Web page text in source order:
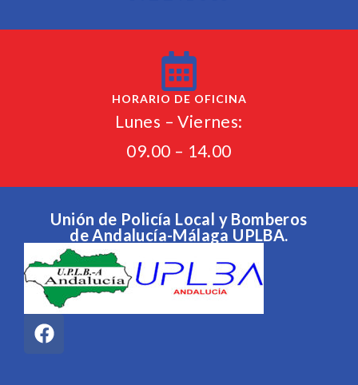
HORARIO DE OFICINA
Lunes – Viernes:
09.00 – 14.00
Unión de Policía Local y Bomberos
de Andalucía-Málaga UPLBA.